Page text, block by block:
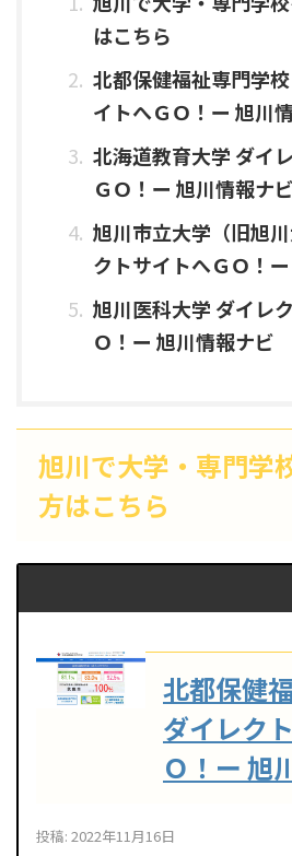
はこちら
北都保健福祉専門学
イトへＧＯ！ー 旭川
北海道教育大学 ダイ
ＧＯ！ー 旭川情報ナビ
旭川市立大学（旧旭
クトサイトへＧＯ！
旭川医科大学 ダイレ
Ｏ！ー 旭川情報ナビ
旭川で大学・専門学
方はこちら
北都保健
ダイレク
Ｏ！ー 旭
投稿: 2022年11月16日